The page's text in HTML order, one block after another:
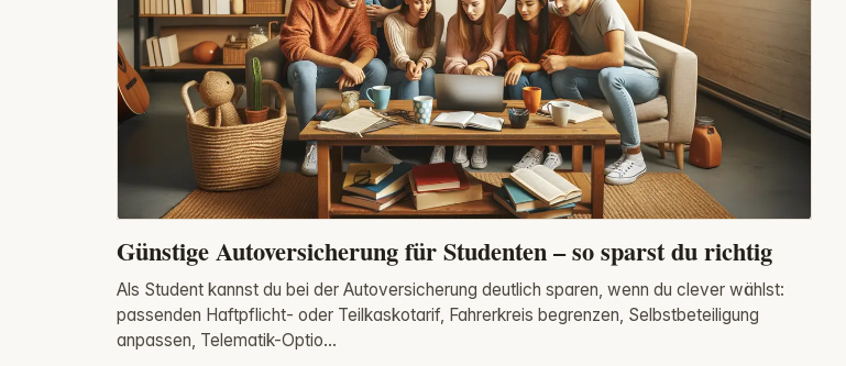
Günstige Autoversicherung für Studenten – so sparst du richtig
Als Student kannst du bei der Autoversicherung deutlich sparen, wenn du clever wählst:
passenden Haftpflicht- oder Teilkaskotarif, Fahrerkreis begrenzen, Selbstbeteiligung
anpassen, Telematik-Optio...